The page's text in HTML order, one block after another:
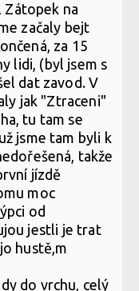
Zátopek na
začaly bejt
za 15
lidi, (byl jsem s
dat zavod. V
jak "Ztraceni"
tu tam se
jsme tam byli k
takže
jízdě
moc
od
jestli je trat
hustě,m
do vrchu, celý